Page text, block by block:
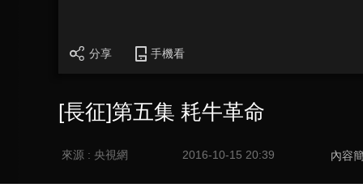
分享 手機看
[長征]第五集 耗牛革命
來源 : 央視網 2016-10-15 20:39 內容